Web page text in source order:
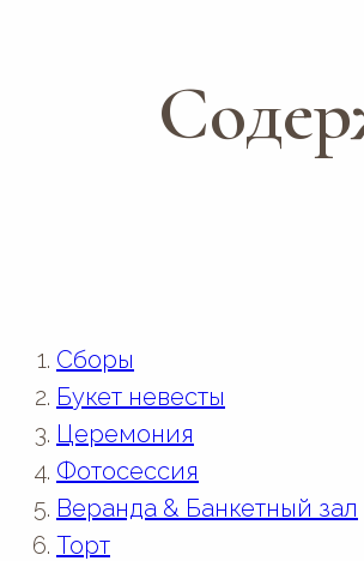
Сборы
Букет невесты
Церемония
Фотосессия
Веранда & Банкетный зал
Торт